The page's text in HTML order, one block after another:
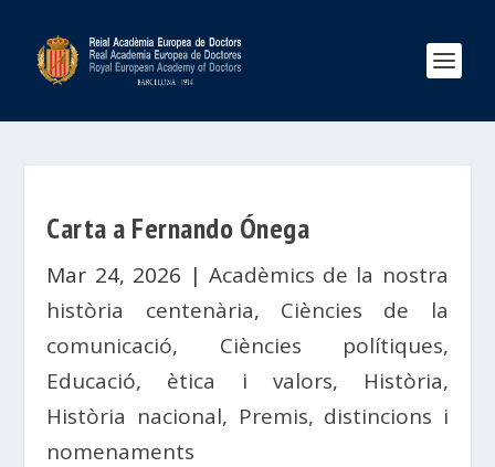
Carta a Fernando Ónega
Mar 24, 2026 |Acadèmics de la nostra
història centenària, Ciències de la
comunicació, Ciències polítiques,
Educació, ètica i valors, Història,
Història nacional, Premis, distincions i
nomenaments